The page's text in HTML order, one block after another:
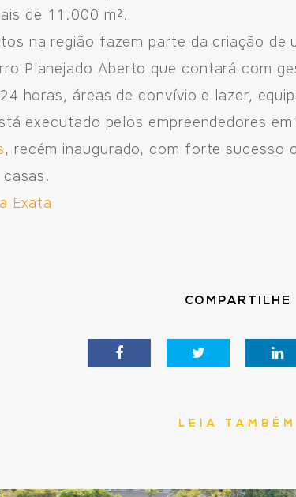
de 11.000 m².
na região fazem parte da criação de
Planejado Aberto que contará com
horas, áreas de convívio e lazer,
executado pelos empreendedores
, recém inaugurado, com forte sucesso
Exata
COMPARTILHE
LEIA TAMBÉM